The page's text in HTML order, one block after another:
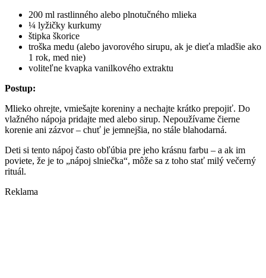
200 ml rastlinného alebo plnotučného mlieka
¼ lyžičky kurkumy
štipka škorice
troška medu (alebo javorového sirupu, ak je dieťa mladšie ako
1 rok, med nie)
voliteľne kvapka vanilkového extraktu
Postup:
Mlieko ohrejte, vmiešajte koreniny a nechajte krátko prepojiť. Do
vlažného nápoja pridajte med alebo sirup. Nepoužívame čierne
korenie ani zázvor – chuť je jemnejšia, no stále blahodarná.
Deti si tento nápoj často obľúbia pre jeho krásnu farbu – a ak im
poviete, že je to „nápoj slniečka“, môže sa z toho stať milý večerný
rituál.
Reklama